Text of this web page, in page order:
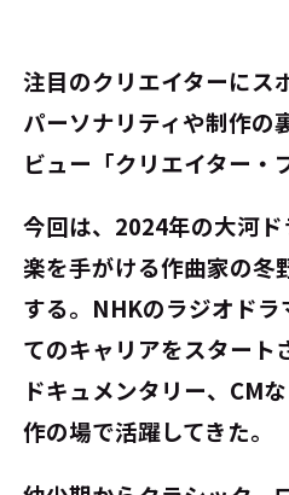
注目のクリエイターにス
パーソナリティや制作の
ビュー「クリエイター・
今回は、2024年の大河
楽を手がける作曲家の冬
する。NHKのラジオド
てのキャリアをスタート
ドキュメンタリー、CM
作の場で活躍してきた。